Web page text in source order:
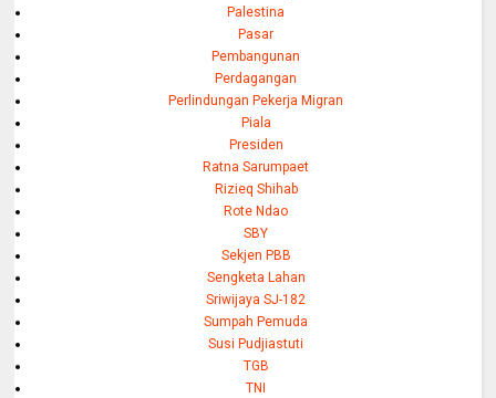
Palestina
Pasar
Pembangunan
Perdagangan
Perlindungan Pekerja Migran
Piala
Presiden
Ratna Sarumpaet
Rizieq Shihab
Rote Ndao
SBY
Sekjen PBB
Sengketa Lahan
Sriwijaya SJ-182
Sumpah Pemuda
Susi Pudjiastuti
TGB
TNI